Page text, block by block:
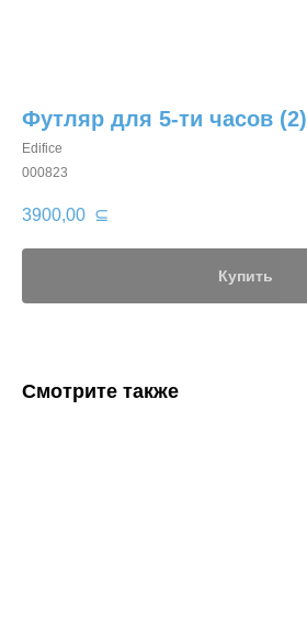
Футляр для 5-ти часов (2)
Edifice
000823
3900,00 ⊆
Купить
Смотрите также